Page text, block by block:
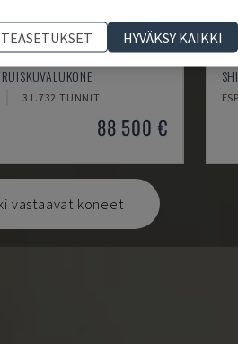
31.732 TUNNIT
88 500 €
vastaavat koneet
HYVÄKSY KAIKKI